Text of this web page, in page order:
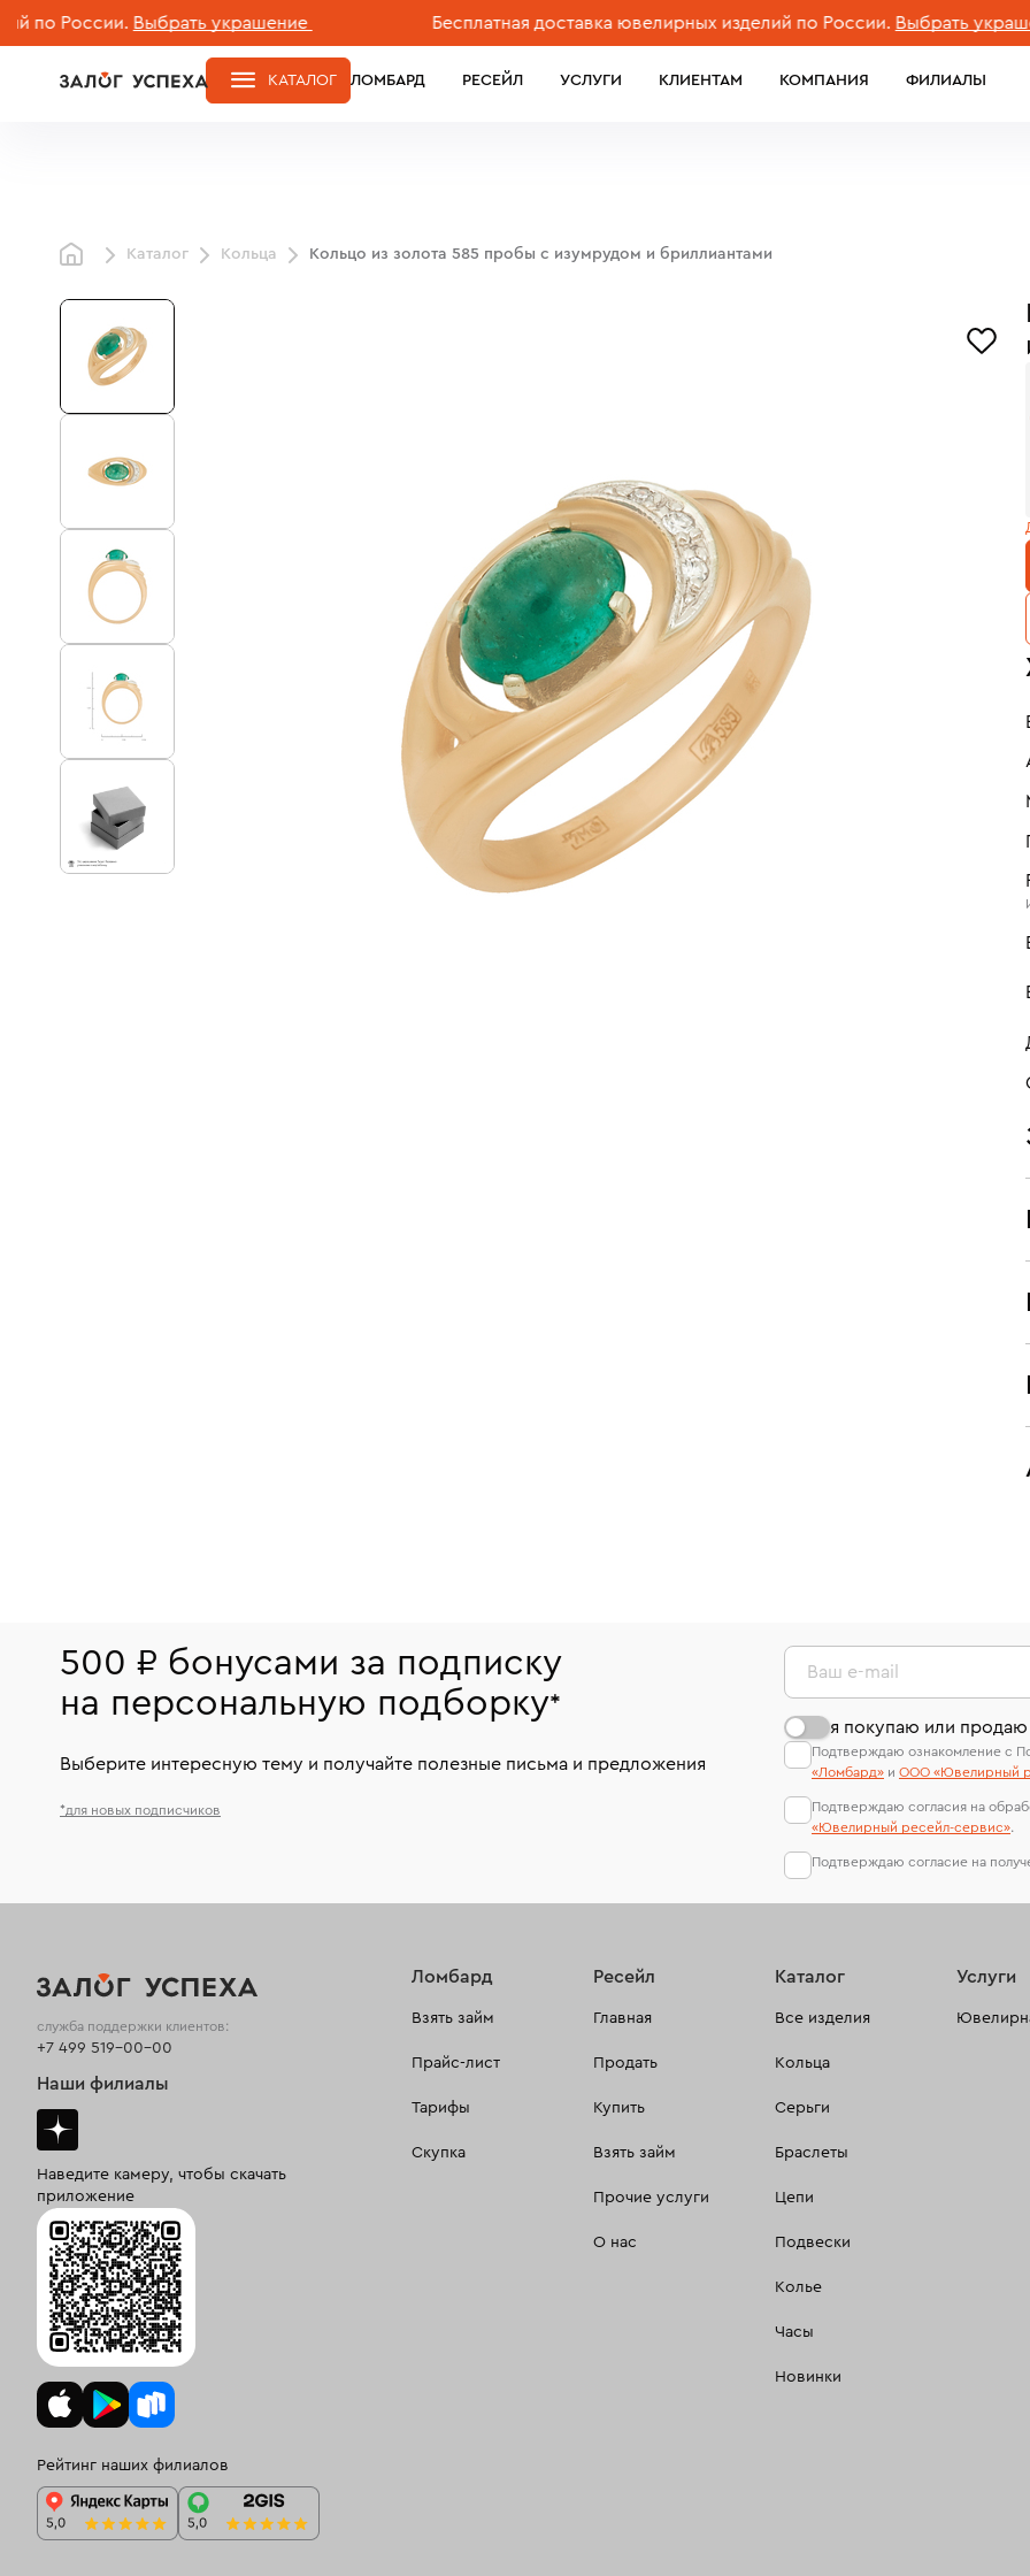
России. Выбрать украшение Бесплатная доставка ювелирных изделий по России. Выбрать украшение
ЛОМБАРД РЕСЕЙЛ УСЛУГИ КЛИЕНТАМ КОМПАНИЯ ФИЛИАЛЫ
КАТАЛОГ
Каталог Кольца Кольцо из золота 585 пробы с изумрудом и бриллиантами
500 ₽ бонусами за подписку
на персональную подборку*
Выберите интересную тему и получайте полезные письма и предложения
*для новых подписчиков
Ваш e-mail
я покупаю или
Подтверждаю ознакомление с
«Ломбард» и ООО «Ювелирный
Подтверждаю согласия на
«Ювелирный ресейл-сервиc».
Подтверждаю согласие на
Ломбард
Взять займ
Прайс-лист
Тарифы
Скупка
Ресейл
Главная
Продать
Купить
Взять займ
Прочие услуги
О нас
Каталог
Все изделия
Кольца
Серьги
Браслеты
Цепи
Подвески
Колье
Часы
Новинки
Услуги
служба поддержки клиентов:
+7 499 519-00-00
Наши филиалы
Наведите камеру, чтобы скачать
приложение
Рейтинг наших филиалов